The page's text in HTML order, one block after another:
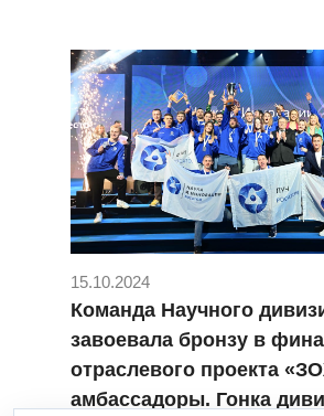
15.10.2024
Команда Научного
завоевала бронзу в
отраслевого проекта
амбассадоры. Гонка